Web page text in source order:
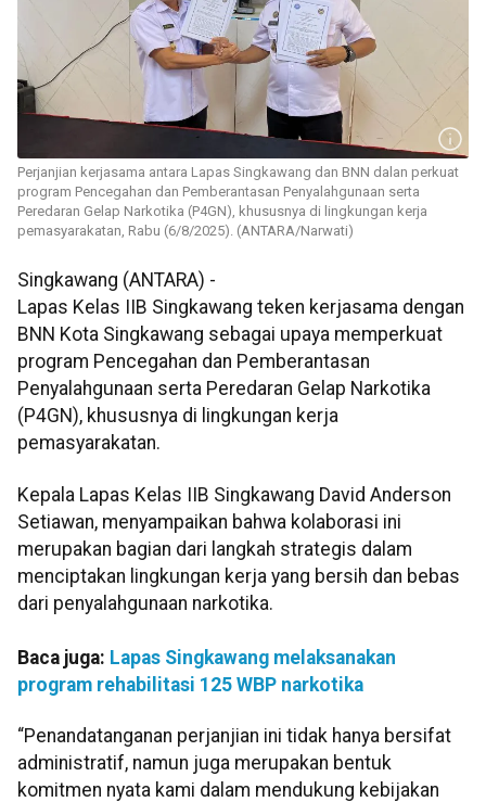
Perjanjian kerjasama antara Lapas Singkawang dan BNN dalan perkuat
program Pencegahan dan Pemberantasan Penyalahgunaan serta
Peredaran Gelap Narkotika (P4GN), khususnya di lingkungan kerja
pemasyarakatan, Rabu (6/8/2025). (ANTARA/Narwati)
Singkawang (ANTARA) -
Lapas Kelas IIB Singkawang teken kerjasama dengan
BNN Kota Singkawang sebagai upaya memperkuat
program Pencegahan dan Pemberantasan
Penyalahgunaan serta Peredaran Gelap Narkotika
(P4GN), khususnya di lingkungan kerja
pemasyarakatan.
Kepala Lapas Kelas IIB Singkawang David Anderson
Setiawan, menyampaikan bahwa kolaborasi ini
merupakan bagian dari langkah strategis dalam
menciptakan lingkungan kerja yang bersih dan bebas
dari penyalahgunaan narkotika.
Baca juga: Lapas Singkawang melaksanakan
program rehabilitasi 125 WBP narkotika
“Penandatanganan perjanjian ini tidak hanya bersifat
administratif, namun juga merupakan bentuk
komitmen nyata kami dalam mendukung kebijakan